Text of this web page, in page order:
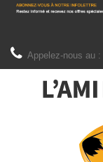
Appelez-nous au :